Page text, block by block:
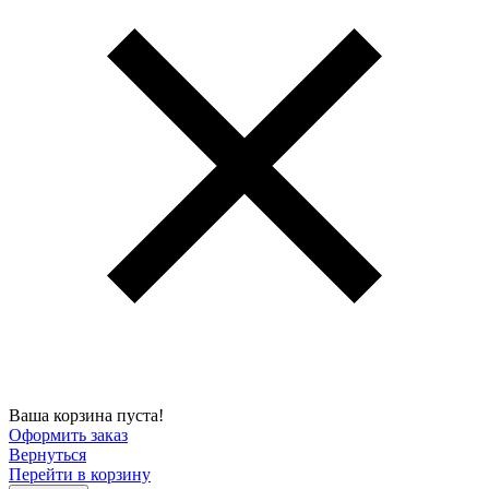
Ваша корзина пуста!
Оформить заказ
Вернуться
Перейти в корзину